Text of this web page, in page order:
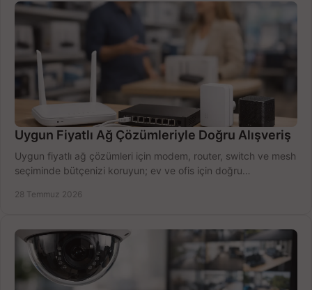
Uygun Fiyatlı Ağ Çözümleriyle Doğru Alışveriş
Uygun fiyatlı ağ çözümleri için modem, router, switch ve mesh
seçiminde bütçenizi koruyun; ev ve ofis için doğru
28 Temmuz 2026